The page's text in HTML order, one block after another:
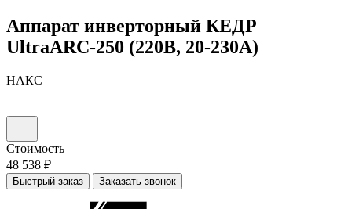
Аппарат инверторный КЕДР
UltraARC-250 (220В, 20-230А)
НАКС
Стоимость
48 538 ₽
Быстрый заказ Заказать звонок